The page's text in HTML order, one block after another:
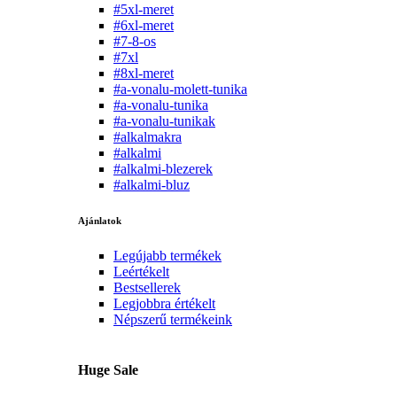
#5xl-meret
#6xl-meret
#7-8-os
#7xl
#8xl-meret
#a-vonalu-molett-tunika
#a-vonalu-tunika
#a-vonalu-tunikak
#alkalmakra
#alkalmi
#alkalmi-blezerek
#alkalmi-bluz
Ajánlatok
Legújabb termékek
Leértékelt
Bestsellerek
Legjobbra értékelt
Népszerű termékeink
Huge Sale